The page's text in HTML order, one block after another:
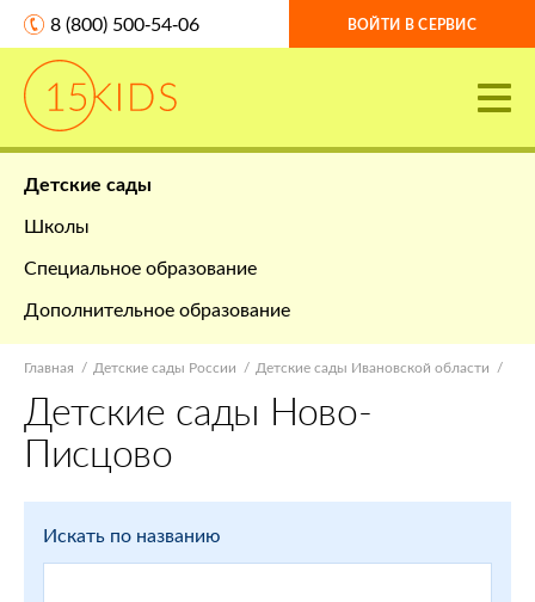
8 (800) 500-54-06 ВОЙТИ В СЕРВИС
Детские сады
Школы
Специальное образование
Дополнительное образование
Главная Детские сады России Детские сады Ивановской области
Детские сады Ново-
Писцово
Искать по названию